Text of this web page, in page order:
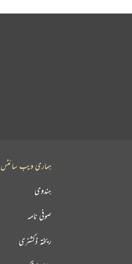
ہماری ویب سائٹس
ہندوی
صوفی نامہ
ریختہ ڈکشنری